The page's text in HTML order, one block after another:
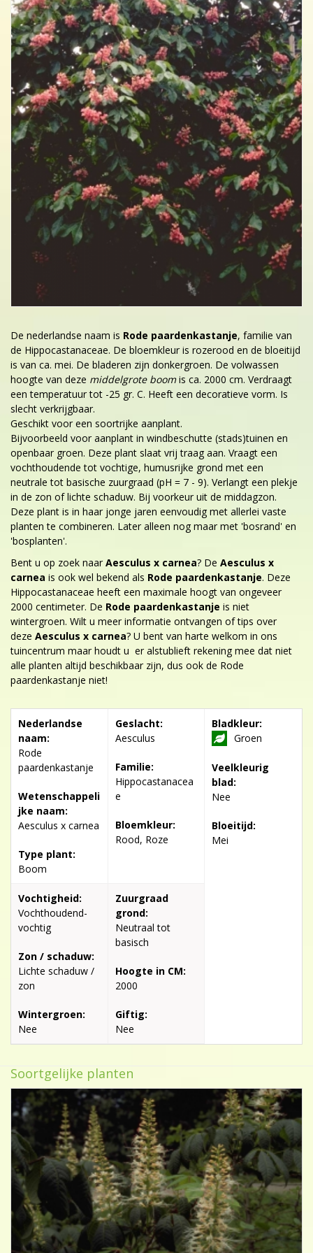
De nederlandse naam is Rode paardenkastanje, familie van
de Hippocastanaceae. De bloemkleur is rozerood en de bloeitijd
is van ca. mei. De bladeren zijn donkergroen. De volwassen
hoogte van deze middelgrote boomis ca. 2000 cm. Verdraagt
een temperatuur tot -25 gr. C. Heeft een decoratieve vorm. Is
slecht verkrijgbaar.
Geschikt voor een soortrijke aanplant.
Bijvoorbeeld voor aanplant in windbeschutte (stads)tuinen en
openbaar groen. Deze plant slaat vrij traag aan. Vraagt een
vochthoudende tot vochtige, humusrijke grond met een
neutrale tot basische zuurgraad (pH = 7 - 9). Verlangt een plekje
in de zon of lichte schaduw. Bij voorkeur uit de middagzon.
Deze plant is in haar jonge jaren eenvoudig met allerlei vaste
planten te combineren. Later alleen nog maar met 'bosrand' en
'bosplanten'.
Bent u op zoek naarAesculus x carnea? De Aesculus x
carnea is ook wel bekend als Rode paardenkastanje. Deze
Hippocastanaceae heeft een maximale hoogt van ongeveer
2000 centimeter. De Rode paardenkastanje is niet
wintergroen. Wilt u meer informatie ontvangen of tips over
deze Aesculus x carnea? U bent van harte welkom in ons
tuincentrum maar houdt u er alstublieft rekening mee dat niet
alle planten altijd beschikbaar zijn, dus ook de Rode
paardenkastanje niet!
Nederlandse
naam:
Rode
paardenkastanje
Wetenschappeli
jke naam:
Aesculus x carnea
Type plant:
Boom
Geslacht:
Aesculus
Familie:
Hippocastanacea
e
Bloemkleur:
Rood, Roze
Bladkleur:
Groen
Veelkleurig
blad:
Nee
Bloeitijd:
Mei
Vochtigheid:
Vochthoudend-
vochtig
Zon / schaduw:
Lichte schaduw /
zon
Wintergroen:
Nee
Zuurgraad
grond:
Neutraal tot
basisch
Hoogte in CM:
2000
Giftig:
Nee
Soortgelijke planten